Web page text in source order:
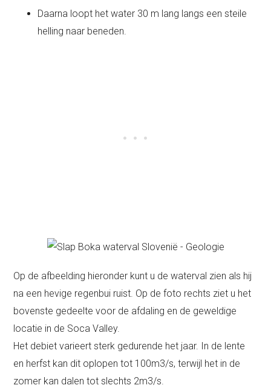
Daarna loopt het water 30 m lang langs een steile
helling naar beneden.
Op de afbeelding hieronder kunt u de waterval zien als hij
na een hevige regenbui ruist. Op de foto rechts ziet u het
bovenste gedeelte voor de afdaling en de geweldige
locatie in de Soca Valley.
Het debiet varieert sterk gedurende het jaar. In de lente
en herfst kan dit oplopen tot 100m3/s, terwijl het in de
zomer kan dalen tot slechts 2m3/s.